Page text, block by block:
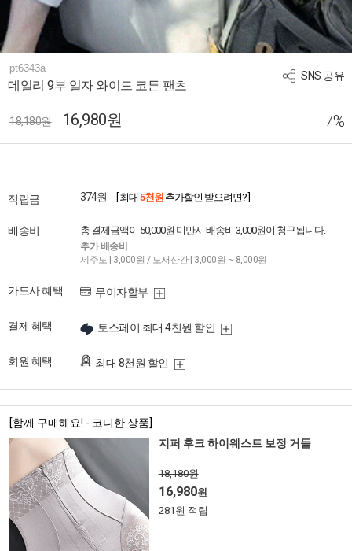
SNS 공유
pt6343a
데일리 9부 일자 와이드 코튼 팬츠
18,180원 16,980원 7%
적립금 374원 [ 최대 5천원 추가할인 받으려면? ]
배송비 총 결제금액이 50,000원 미만시 배송비 3,000원이 청구됩니다.
추가 배송비
제주도 | 3,000원 / 도서산간 | 3,000원 ~ 8,000원
카드사 혜택 무이자할부
결제 혜택 토스페이 최대 4천원 할인
회원 혜택 최대 8천원 할인
[함께 구매해요! - 코디한 상품]
지퍼 후크 하이웨스트 보정 거들
18,180원
16,980원
281원 적립